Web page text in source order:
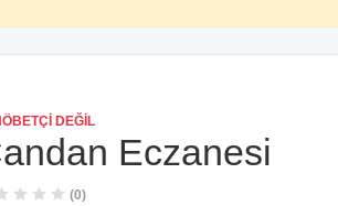
DEĞIL
Eczanesi
(0)